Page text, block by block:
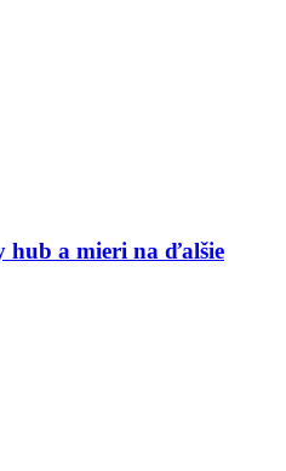
hub a mieri na ďalšie